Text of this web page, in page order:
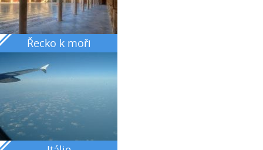
Řecko k moři